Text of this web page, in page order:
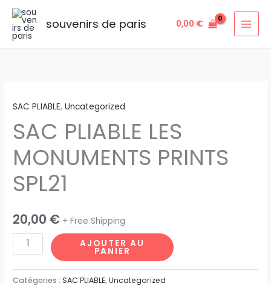
Aller
contenu
souvenirs de paris 0,00 €
SAC PLIABLE,Uncategorized
SAC PLIABLE LES
MONUMENTS PRINTS
SPL21
20,00 € + Free Shipping
de
SAC
PLIABLE
LES
MONUMENTS
PRINTS
AJOUTER AU
PANIER
Catégories :SAC PLIABLE,Uncategorized